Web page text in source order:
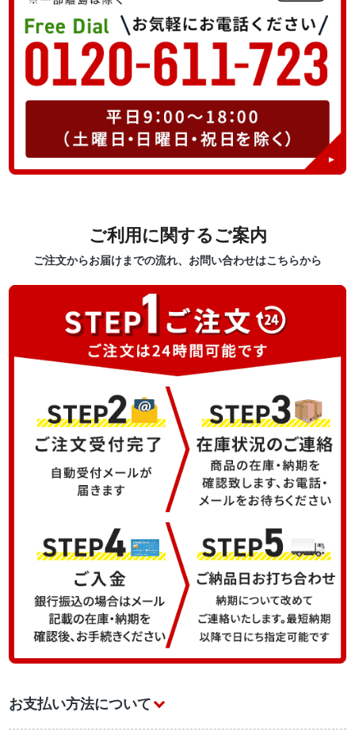
ご利用に関するご案内
ご注文からお届けまでの流れ、お問い合わせはこちらから
お支払い方法について